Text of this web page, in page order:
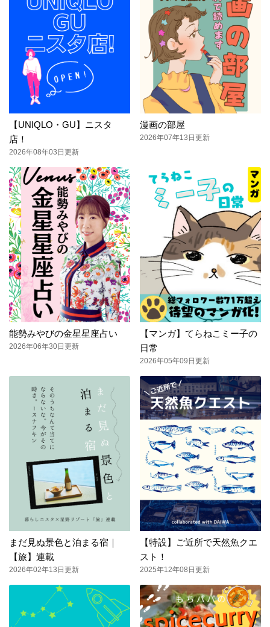
【UNIQLO・GU】ニスタ
店！
2026年08年03日更新
漫画の部屋
2026年07年13日更新
能勢みやびの金星星座占い
2026年06年30日更新
【マンガ】てらねこミー子の
日常
2026年05年09日更新
まだ見ぬ景色と泊まる宿｜
【旅】連載
2026年02年13日更新
【特設】ご近所で天然魚クエ
スト！
2025年12年08日更新